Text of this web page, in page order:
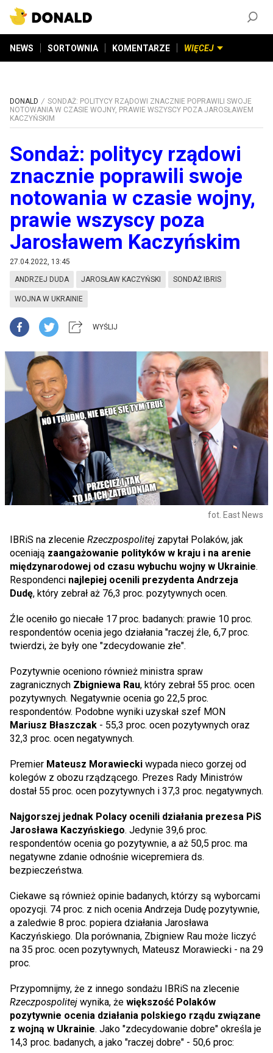
NEWS SORTOWNIA KOMENTARZE WIĘCEJ
DONALD
SONDAŻ: POLITYCY RZĄDOWI ZNACZNIE POPRAWILI SWOJE
NOTOWANIA W CZASIE WOJNY, PRAWIE WSZYSCY POZA JAROSŁAWEM
KACZYŃSKIM
Sondaż: politycy rządowi
znacznie poprawili swoje
notowania w czasie wojny,
prawie wszyscy poza
Jarosławem Kaczyńskim
27.04.2022, 13:45
ANDRZEJ DUDA JAROSŁAW KACZYŃSKI SONDAŻ IBRIS
WOJNA W UKRAINIE
WYŚLIJ
fot. East News
IBRiS na zlecenie Rzeczpospolitej zapytał Polaków, jak
oceniają zaangażowanie polityków w kraju i na arenie
międzynarodowej od czasu wybuchu wojny w Ukrainie.
Respondenci najlepiej ocenili prezydenta Andrzeja
Dudę, który zebrał aż 76,3 proc. pozytywnych ocen.
Źle oceniło go niecałe 17 proc. badanych: prawie 10 proc.
respondentów ocenia jego działania "raczej źle, 6,7 proc.
twierdzi, że były one "zdecydowanie złe".
Pozytywnie oceniono również ministra spraw
zagranicznych Zbigniewa Rau, który zebrał 55 proc. ocen
pozytywnych. Negatywnie ocenia go 22,5 proc.
respondentów. Podobne wyniki uzyskał szef MON
Mariusz Błaszczak - 55,3 proc. ocen pozytywnych oraz
32,3 proc. ocen negatywnych.
Premier Mateusz Morawiecki wypada nieco gorzej od
kolegów z obozu rządzącego. Prezes Rady Ministrów
dostał 55 proc. ocen pozytywnych i 37,3 proc. negatywnych.
Najgorszej jednak Polacy ocenili działania prezesa PiS
Jarosława Kaczyńskiego. Jedynie 39,6 proc.
respondentów ocenia go pozytywnie, a aż 50,5 proc. ma
negatywne zdanie odnośnie wicepremiera ds.
bezpieczeństwa.
Ciekawe są również opinie badanych, którzy są wyborcami
opozycji. 74 proc. z nich ocenia Andrzeja Dudę pozytywnie,
a zaledwie 8 proc. popiera działania Jarosława
Kaczyńskiego. Dla porównania, Zbigniew Rau może liczyć
na 35 proc. ocen pozytywnych, Mateusz Morawiecki - na 29
proc.
Przypomnijmy, że z innego sondażu IBRiS na zlecenie
Rzeczpospolitej wynika, że większość Polaków
pozytywnie ocenia działania polskiego rządu związane
z wojną w Ukrainie. Jako "zdecydowanie dobre" określa je
14,3 proc. badanych, a jako "raczej dobre" - 50,6 proc: